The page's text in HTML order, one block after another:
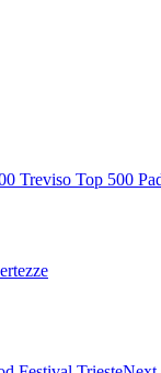
Treviso Top 500